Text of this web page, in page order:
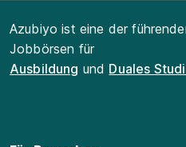
Azubiyo ist eine der
Jobbörsen für
Ausbildung und Duales